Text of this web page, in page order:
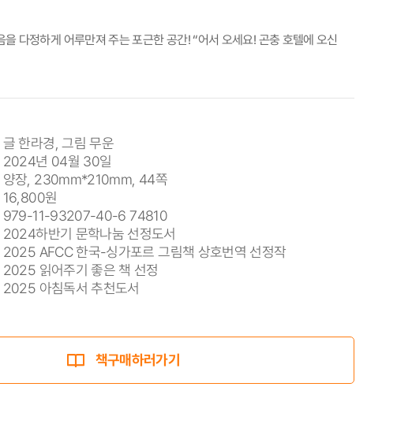
다정하게 어루만져 주는 포근한 공간! “어서 오세요! 곤충 호텔에 오신
글 한라경, 그림 무운
2024년 04월 30일
양장, 230mm*210mm, 44쪽
16,800원
979-11-93207-40-6 74810
2024하반기 문학나눔 선정도서
2025 AFCC 한국-싱가포르 그림책 상호번역 선정작
2025 읽어주기 좋은 책 선정
2025 아침독서 추천도서
책구매하러가기